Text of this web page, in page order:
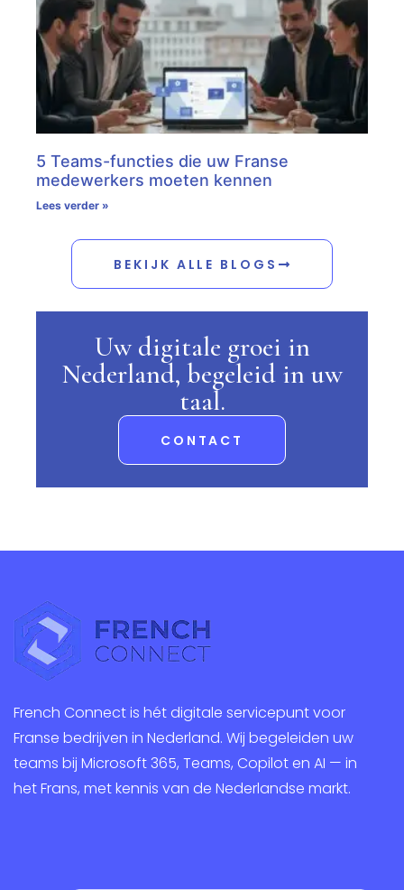
5 Teams-functies die uw Franse
medewerkers moeten kennen
Lees verder »
BEKIJK ALLE BLOGS
Uw digitale groei in
Nederland, begeleid in uw
taal.
CONTACT
French Connect is hét digitale servicepunt voor
Franse bedrijven in Nederland. Wij begeleiden uw
teams bij Microsoft 365, Teams, Copilot en AI — in
het Frans, met kennis van de Nederlandse markt.